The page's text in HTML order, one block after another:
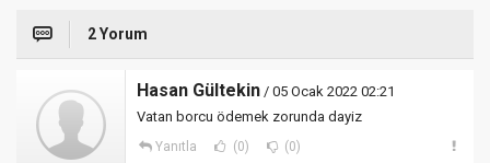
2 Yorum
Hasan Gültekin / 05 Ocak 2022 02:21
Vatan borcu ödemek zorunda dayiz
Yanıtla (0) (0)